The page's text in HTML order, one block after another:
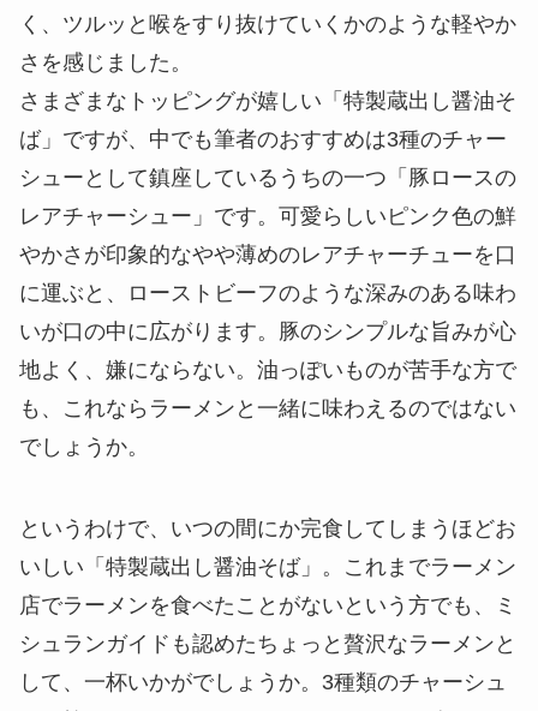
く、ツルッと喉をすり抜けていくかのような軽やか
さを感じました。
さまざまなトッピングが嬉しい「特製蔵出し醤油そ
ば」ですが、中でも筆者のおすすめは3種のチャー
シューとして鎮座しているうちの一つ「豚ロースの
レアチャーシュー」です。可愛らしいピンク色の鮮
やかさが印象的なやや薄めのレアチャーチューを口
に運ぶと、ローストビーフのような深みのある味わ
いが口の中に広がります。豚のシンプルな旨みが心
地よく、嫌にならない。油っぽいものが苦手な方で
も、これならラーメンと一緒に味わえるのではない
でしょうか。
というわけで、いつの間にか完食してしまうほどお
いしい「特製蔵出し醤油そば」。これまでラーメン
店でラーメンを食べたことがないという方でも、ミ
シュランガイドも認めたちょっと贅沢なラーメンと
して、一杯いかがでしょうか。3種類のチャーシュ